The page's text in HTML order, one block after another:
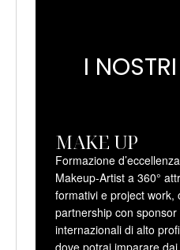
I
MAKE UP
Formazione
Makeup-Artist a 360°
formativi e project work,
partnership con
internazionali di alto
dove potrai imparare